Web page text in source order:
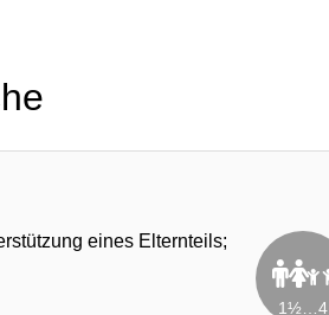
1½…4
eines Elternteils;